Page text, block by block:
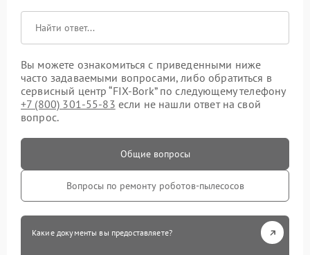
Вы можете ознакомиться с приведенными ниже
часто задаваемыми вопросами, либо обратиться в
сервисный центр “FIX-Bork” по следующему телефону
+7 (800) 301-55-83 если не нашли ответ на свой
вопрос.
Общие вопросы
Вопросы по ремонту роботов-пылесосов
Какие документы вы предоставляете?